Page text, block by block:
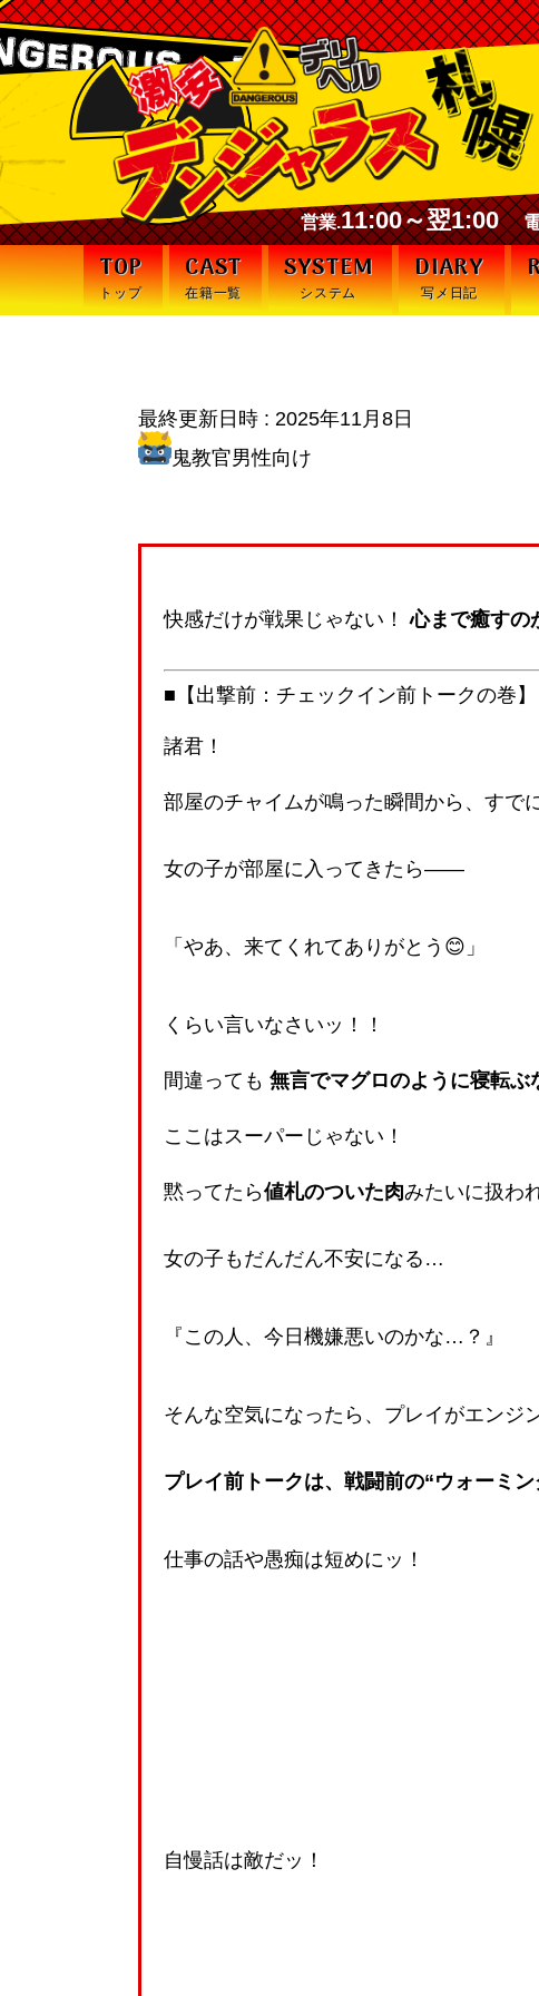
営業.11:00～翌1:00
TOP
トップ
CAST
在籍一覧
SYSTEM
システム
DIARY
写メ日記
最終更新日時 : 2025年11月8日
鬼教官男性向け
快感だけが戦果じゃない！心まで癒すの
■【出撃前：チェックイン前トークの巻】
諸君！
部屋のチャイムが鳴った瞬間から、すで
女の子が部屋に入ってきたら――
「やあ、来てくれてありがとう😊」
くらい言いなさいッ！！
間違っても 無言でマグロのように寝転ぶ
ここはスーパーじゃない！
黙ってたら値札のついた肉みたいに扱わ
女の子もだんだん不安になる…
『この人、今日機嫌悪いのかな…？』
そんな空気になったら、プレイがエンジ
プレイ前トークは、戦闘前の“ウォーミン
仕事の話や愚痴は短めにッ！
自慢話は敵だッ！